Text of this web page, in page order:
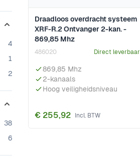
4products available
1
2products available
38products available
6products available
Draadloos overdracht systeem
XRF-R.2 Ontvanger 2-kan. -
869,85 Mhz
486020 Direct leverbaar
869,85 Mhz
2-kanaals
Hoog veiligheidsniveau
€ 255,92